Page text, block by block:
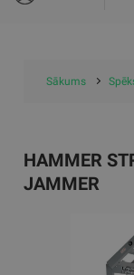
Sākums
HAMMER
JAMMER